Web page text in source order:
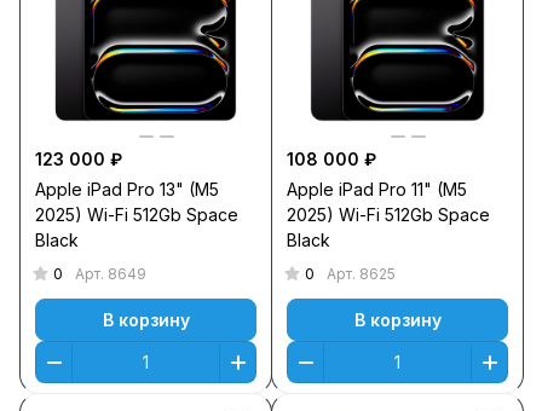
123 000 ₽
Apple iPad Pro 13" (M5
2025) Wi-Fi 512Gb Space
Black
0 Арт. 8649
В корзину
108 000 ₽
Apple iPad Pro 11" (M5
2025) Wi-Fi 512Gb Space
Black
0 Арт. 8625
В корзину